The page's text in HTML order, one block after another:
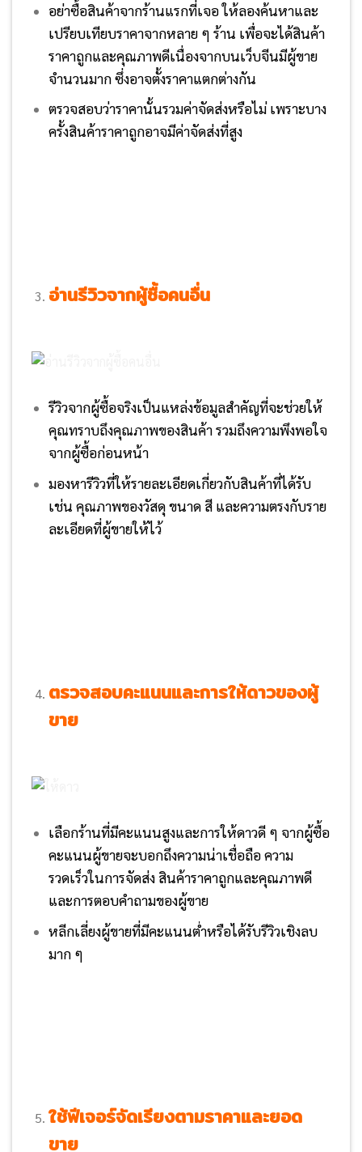
อย่าซื้อสินค้าจากร้านแรกที่เจอ ให้ลองค้นหาและ
เปรียบเทียบราคาจากหลาย ๆ ร้าน เพื่อจะได้สินค้า
ราคาถูกและคุณภาพดีเนื่องจากบนเว็บจีนมีผู้ขาย
จำนวนมาก ซึ่งอาจตั้งราคาแตกต่างกัน
ตรวจสอบว่าราคานั้นรวมค่าจัดส่งหรือไม่ เพราะบาง
ครั้งสินค้าราคาถูกอาจมีค่าจัดส่งที่สูง
อ่านรีวิวจากผู้ซื้อคนอื่น
รีวิวจากผู้ซื้อจริงเป็นแหล่งข้อมูลสำคัญที่จะช่วยให้
คุณทราบถึงคุณภาพของสินค้า รวมถึงความพึงพอใจ
จากผู้ซื้อก่อนหน้า
มองหารีวิวที่ให้รายละเอียดเกี่ยวกับสินค้าที่ได้รับ
เช่น คุณภาพของวัสดุ ขนาด สี และความตรงกับราย
ละเอียดที่ผู้ขายให้ไว้
ตรวจสอบคะแนนและการให้ดาวของผู้
ขาย
เลือกร้านที่มีคะแนนสูงและการให้ดาวดี ๆ จากผู้ซื้อ
คะแนนผู้ขายจะบอกถึงความน่าเชื่อถือ ความ
รวดเร็วในการจัดส่ง สินค้าราคาถูกและคุณภาพดี
และการตอบคำถามของผู้ขาย
หลีกเลี่ยงผู้ขายที่มีคะแนนต่ำหรือได้รับรีวิวเชิงลบ
มาก ๆ
ใช้ฟีเจอร์จัดเรียงตามราคาและยอด
ขาย